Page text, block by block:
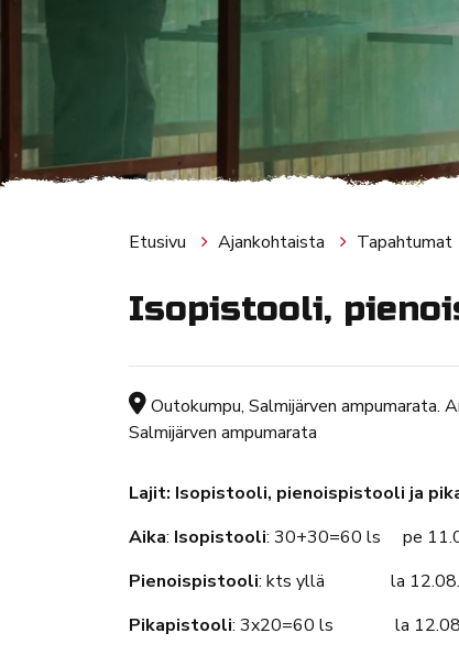
Etusivu Ajankohtaista Tapahtumat
Isopistooli,
Tapahtuman sijainti
Outokumpu, Salmijärven ampumarata.
Salmijärven ampumarata
Lajit: Isopistooli, pienoispistooli ja
Aika: Isopistooli: 30+30=60 ls pe
Pienoispistooli: kts yllä la
Pikapistooli: 3x20=60 ls la